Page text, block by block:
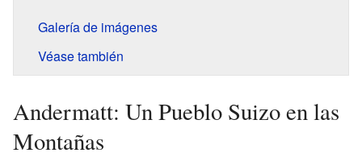
Galería de imágenes
Véase también
Andermatt: Un Pueblo Suizo en las
Montañas